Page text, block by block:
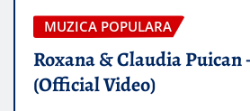
MUZICA POPULARA
Roxana & Claudia
(Official Video)